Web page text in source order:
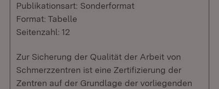
Publikationsart: Sonderformat
Format: Tabelle
Seitenzahl: 12
Zur Sicherung der Qualität der Arbeit von
Schmerzzentren ist eine Zertifizierung der
Zentren auf der Grundlage der vorliegenden